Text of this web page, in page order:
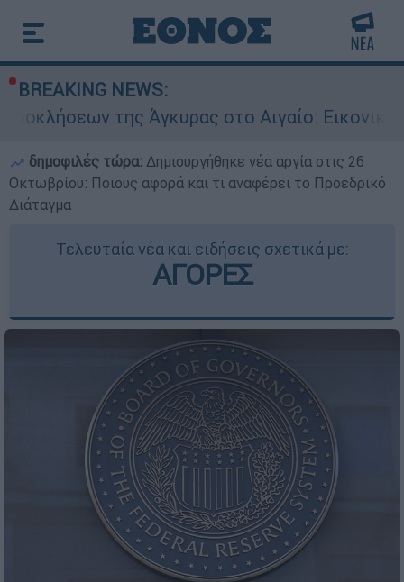
BREAKING NEWS:
Άγκυρας στο Αιγαίο: Εικονική αερομαχία
δημοφιλές τώρα: Δημιουργήθηκε νέα αργία στις 26
Οκτωβρίου: Ποιους αφορά και τι αναφέρει το Προεδρικό
Διάταγμα
Τελευταία νέα και ειδήσεις σχετικά με:
ΑΓΟΡΕΣ